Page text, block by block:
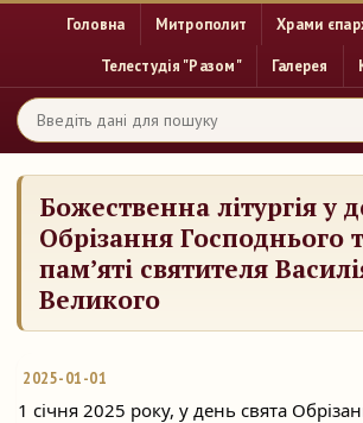
Головна Митрополит Храми
Телестудія "Разом" Галерея
Божественна літургія у
Обрізання Господнього
пам’яті святителя
Великого
2025-01-01
1 січня 2025 року, у день свята